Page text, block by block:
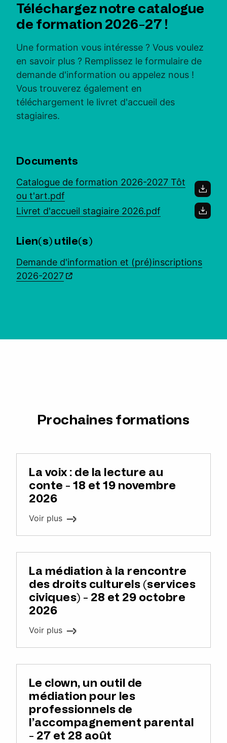
Téléchargez notre catalogue
de formation 2026-27 !
Une formation vous intéresse ? Vous voulez
en savoir plus ? Remplissez le formulaire de
demande d'information ou appelez nous !
Vous trouverez également en
téléchargement le livret d'accueil des
stagiaires.
Documents
Catalogue de formation 2026-2027 Tôt
ou t'art.pdf
Livret d'accueil stagiaire 2026.pdf
Lien(s) utile(s)
Demande d'information et (pré)inscriptions
2026-2027
Prochaines formations
La voix : de la lecture au
conte - 18 et 19 novembre
2026
Voir plus
La médiation à la rencontre
des droits culturels (services
civiques) - 28 et 29 octobre
2026
Voir plus
Le clown, un outil de
médiation pour les
professionnels de
l’accompagnement parental
- 27 et 28 août